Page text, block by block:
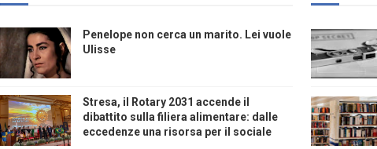
Penelope non cerca un marito. Lei vuole
Ulisse
Stresa, il Rotary 2031 accende il
dibattito sulla filiera alimentare: dalle
eccedenze una risorsa per il sociale